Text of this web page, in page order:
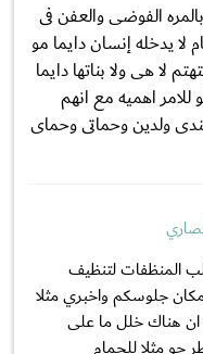
الفوضى والعفن فى
لا يدخله إنسان دايما مو
هى ولا بناتها دايما
اهميه مع انهم
ولدين وحماتى وحماى
المنظفات لتنظيف
جلوسكم واخبري مثلا
هناك خلل ما على
جو مثلا للحمام